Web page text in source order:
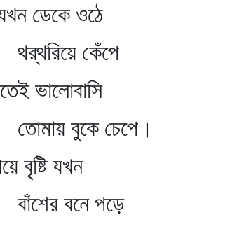
ডেকে ওঠে
কেঁপে
ভালোবাসি
বুকে চেপে।
বৃষ্টি যখন
বনে পড়ে